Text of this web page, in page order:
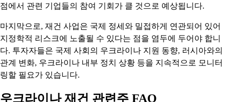
점에서 관련 기업들의 참여 기회가 클 것으로 예상됩니다.
마지막으로, 재건 사업은 국제 정세와 밀접하게 연관되어 있어
지정학적 리스크에 노출될 수 있다는 점을 염두에 두어야 합니
다. 투자자들은 국제 사회의 우크라이나 지원 동향, 러시아와의
관계 변화, 우크라이나 내부 정치 상황 등을 지속적으로 모니터
링할 필요가 있습니다.
우크라이나 재건 관련주 FAQ